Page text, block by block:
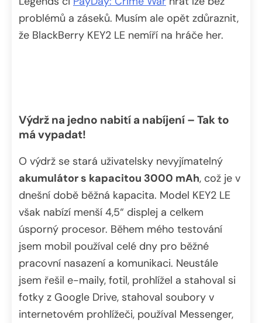
problémů a záseků. Musím ale opět zdůraznit,
že BlackBerry KEY2 LE nemíří na hráče her.
Výdrž na jedno nabití a nabíjení – Tak to
má vypadat!
O výdrž se stará uživatelsky nevyjímatelný
akumulátor s kapacitou 3000 mAh, což je v
dnešní době běžná kapacita. Model KEY2 LE
však nabízí menší 4,5“ displej a celkem
úsporný procesor. Během mého testování
jsem mobil používal celé dny pro běžné
pracovní nasazení a komunikaci. Neustále
jsem řešil e-maily, fotil, prohlížel a stahoval si
fotky z Google Drive, stahoval soubory v
internetovém prohlížeči, používal Messenger,